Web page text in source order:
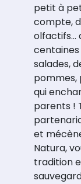
petit à
compte,
olfactifs…
salades,
pommes,
qui
parents !
et
Natura,
tradition